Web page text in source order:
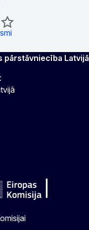
pārstāvniecība Latvijā